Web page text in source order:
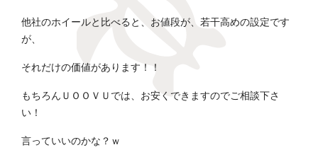
他社のホイールと比べると、お値段が、若干高めの設定です
が、
それだけの価値があります！！
もちろんＵＯＯＶＵでは、お安くできますのでご相談下さ
い！
言っていいのかな？ｗ